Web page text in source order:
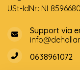
USt-IdNr.:
Support via
0638961072